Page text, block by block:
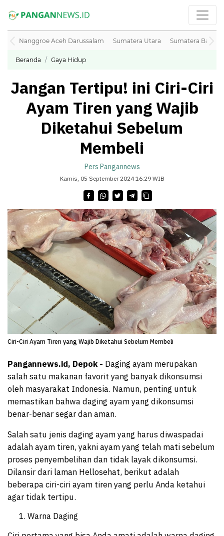
Nanggroe Aceh Darussalam Sumatera Utara Sumatera Barat
Beranda Gaya Hidup
Jangan Tertipu! ini Ciri-Ciri
Ayam Tiren yang Wajib
Diketahui Sebelum
Membeli
Pers Pangannews
Kamis, 05 September 2024 16:29 WIB
Ciri-Ciri Ayam Tiren yang Wajib Diketahui Sebelum Membeli
Pangannews.id, Depok - Daging ayam merupakan
salah satu makanan favorit yang banyak dikonsumsi
oleh masyarakat Indonesia. Namun, penting untuk
memastikan bahwa daging ayam yang dikonsumsi
benar-benar segar dan aman.
Salah satu jenis daging ayam yang harus diwaspadai
adalah ayam tiren, yakni ayam yang telah mati sebelum
proses penyembelihan dan tidak layak dikonsumsi.
Dilansir dari laman Hellosehat, berikut adalah
beberapa ciri-ciri ayam tiren yang perlu Anda ketahui
agar tidak tertipu.
Warna Daging